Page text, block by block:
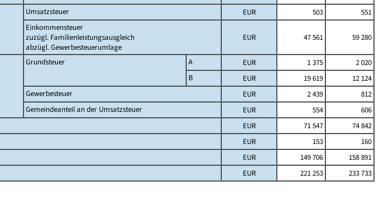
Umsatzsteuer EUR 503
551
Einkommensteuer
zuzügl. Familienleistungsausgleich
abzügl. Gewerbesteuerumlage
EUR 47 561 59 280
Grundsteuer A EUR 1 375
2 020
B
EUR 19 619
12 124
Gewerbesteuer
EUR 2 439
812
Gemeindeanteil an der Umsatzsteuer
EUR 554
606
EUR 71 547
74 842
EUR 153
160
EUR 149 706
158 891
EUR 221 253 233 733